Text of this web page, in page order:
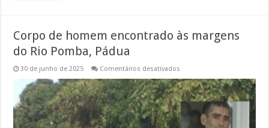
Corpo de homem encontrado às margens
do Rio Pomba, Pádua
30 de junho de 2025 Comentários desativados
de
homem
encontrado
às
margens
do